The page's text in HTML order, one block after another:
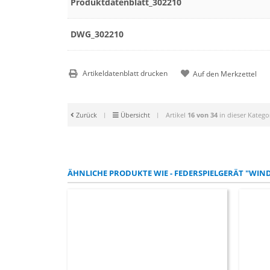
DWG_302210
Artikeldatenblatt drucken
Zurück | Übersicht | Artikel 16 von 34 in dieser
ÄHNLICHE PRODUKTE WIE - FEDERSPIELGERÄT